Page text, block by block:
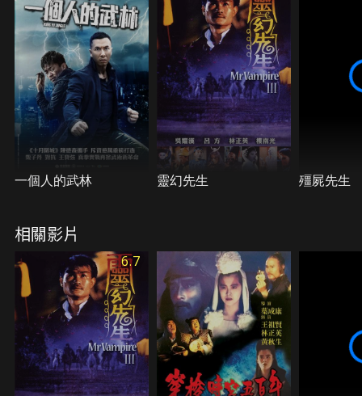
一個人的武林 靈幻先生 殭屍先生
相關影片
6.7